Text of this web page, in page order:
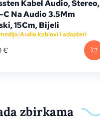
Kabel Audio, Stereo,
C Na Audio 3.5Mm
15Cm, Bijeli
|Audio kablovi i adapteri
€
zbirkama